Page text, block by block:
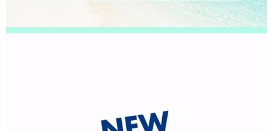
松戸市よりお越しのお客様のAndroidのナノナインガラスコーティングをさ
せて頂きました！ありがとうございました！
松戸市よりお越しのお客様のiPhone13Proのガラス交換をさせて頂きまし
た！ありがとうございました！